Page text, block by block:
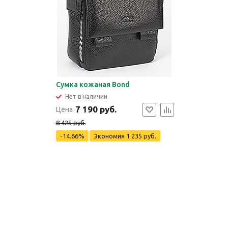
Сумка кожаная Bond
Нет в наличии
Цена 7 190 руб.
8 425 руб.
-14.66%
Экономия 1 235 руб.